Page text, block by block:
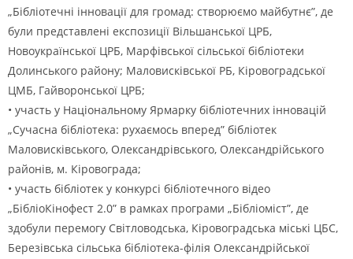
„Бібліотечні інновації для громад: створюємо майбутнє”, де
були представлені експозиції Вільшанської ЦРБ,
Новоукраїнської ЦРБ, Марфівської сільської бібліотеки
Долинського району; Маловисківської РБ, Кіровоградської
ЦМБ, Гайворонської ЦРБ;
• участь у Національному Ярмарку бібліотечних інновацій
„Сучасна бібліотека: рухаємось вперед” бібліотек
Маловисківського, Олександрівського, Олександрійського
районів, м. Кіровограда;
• участь бібліотек у конкурсі бібліотечного відео
„БібліоКінофест 2.0” в рамках програми „Бібліоміст”, де
здобули перемогу Світловодська, Кіровоградська міські ЦБС,
Березівська сільська бібліотека-філія Олександрійської